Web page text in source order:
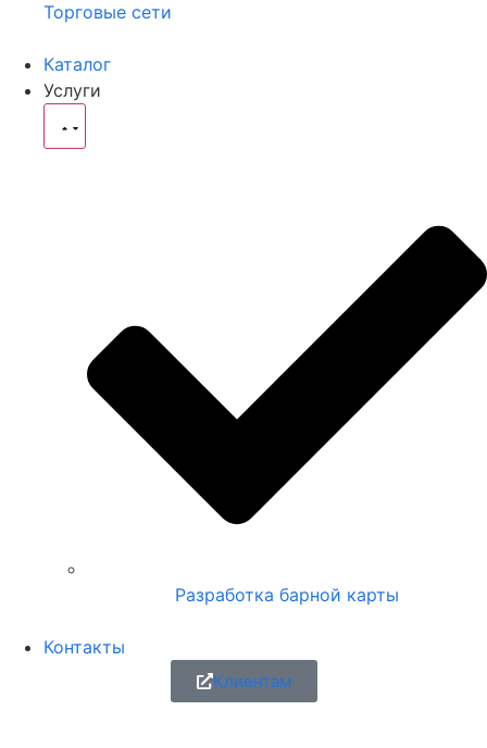
Торговые сети
Каталог
Услуги
Разработка барной карты
Контакты
Клиентам